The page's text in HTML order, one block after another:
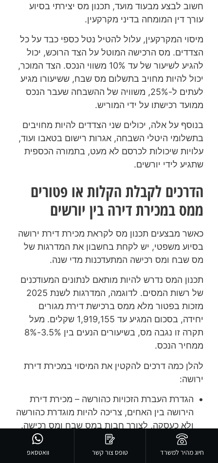
חשוב לבצע מבעוד מועד, תכנון מס יצירתי בסיוע
עורך דין המומחה בדיני מקרקעין.
מיסוי המקרקעין, עלול להטיל נטל כספי כבד על כל
הצדדים. מס הרכישה המוטל על הצד הרוכש, יכול
להגיע לשיעור של עד 10% משווי הנכס. הצד המוכר,
יכול להיות מחויב בתשלום מס שבח, ששיעורו מגיע
לעתים ל-25%, משוויה של ההשבחה שעבר הנכס
ממועד רכישתו על ידי המוריש.
בנוסף על אלה, יכולים שני הצדדים להיות מחויבים
בתשלומי היטלי השבחה, אגרות רישום בטאבו ועוד,
עלויות שיכולות לכרסם לא מעט, בתמורה הכספית
שתגיע לידי יורשים.
הדרכים לקבלת הקלות או פטורים
ממס במכירת דירה בין יורשים
כאשר מבצעים תכנון מס לקראת מכירת דירת ירושה
בסיוע משפטי, יש לקחת בחשבון את המדרגות של
מס שבח ומס רכישה המתעדכנות מדי שנה.
תכנון המס נדרש להיות מותאם לנתונים המעודכנים
של רשות המסים. לדוגמה, המדרגות לשנת 2025
מזכות בפטור מלא ממס ברכישת דירת מגורים
יחידה, בסכום המגיע עד 1,919,155 שקלים. מעל
תקרה זו נגבה מס, בשיעורים הנעים בין 3.5%-8%
ממחיר הנכס.
להלן כמה דרכים להקטין את המיסוי במכירת דירת
ירושה:
הגדרת העברת הזכויות כהורשה – מכירת דירת
הירושה בין האחים, צריכה להיות מוגדרת כהורשה
ולא כעסקה, לצורך חבות במס שבח ומס רכישה.
על פי סעיף 4 לחוק מיסוי המקרקעין, העברת
זכויות על מקרקעין במסגרת הורשה, אינה מחויבת
חיוג מהיר למשרד טופס צור קשר וואטסאפ